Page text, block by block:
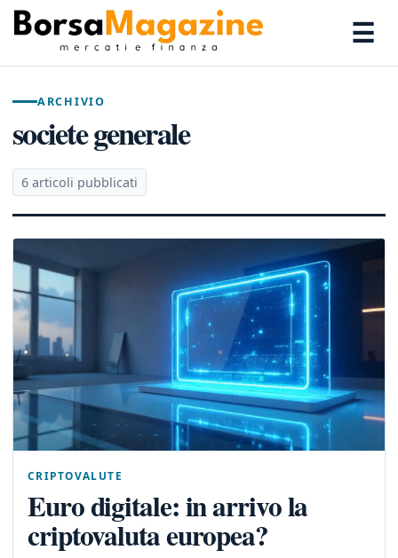
☰
ARCHIVIO
societe generale
6 articoli pubblicati
CRIPTOVALUTE
Euro digitale: in arrivo la
criptovaluta europea?